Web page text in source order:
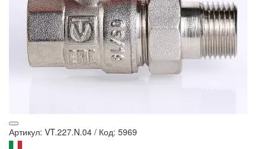
Артикул: VT.227.N.04 / Код: 5969